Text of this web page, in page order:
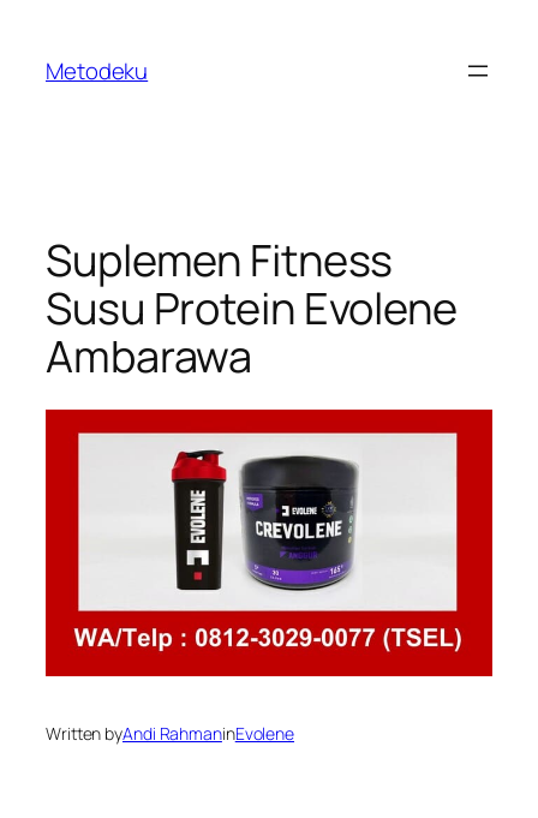
content
Metodeku
Suplemen Fitness
Susu Protein Evolene
Ambarawa
Written byAndi RahmaninEvolene